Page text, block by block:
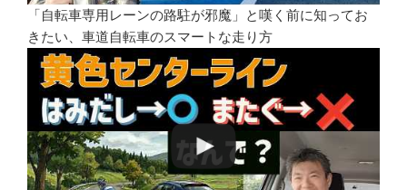
「自転車専用レーンの路駐が邪魔」と嘆く前に知ってお
きたい、車道自転車のスマートな走り方